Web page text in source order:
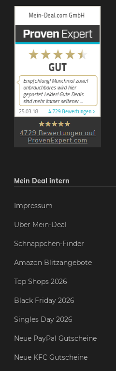
Mein Deal intern
Impressum
Über Mein-Deal
Schnäppchen-Finder
Amazon Blitzangebote
Top Shops 2026
Black Friday 2026
Singles Day 2026
Neue PayPal Gutscheine
Neue KFC Gutscheine